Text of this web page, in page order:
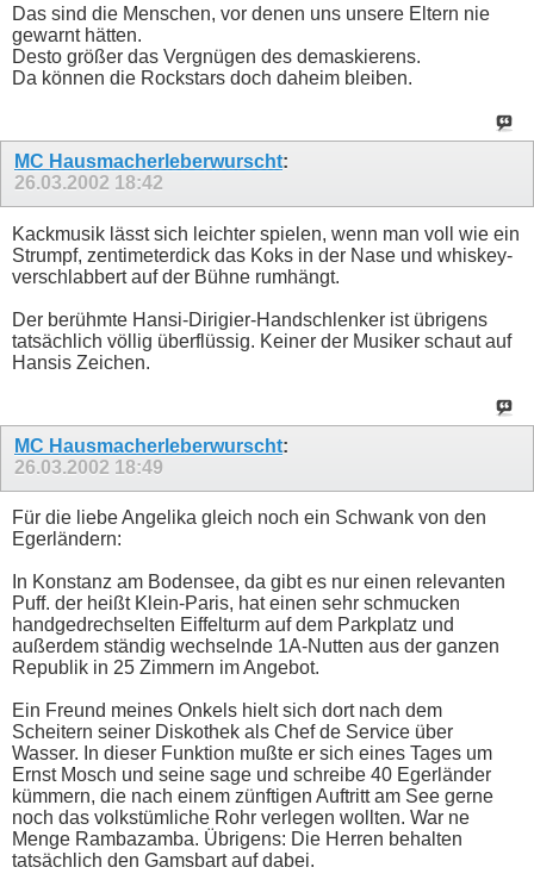
Das sind die Menschen, vor denen uns unsere Eltern nie
gewarnt hätten.
Desto größer das Vergnügen des demaskierens.
Da können die Rockstars doch daheim bleiben.
MC Hausmacherleberwurscht:
26.03.2002 18:42
Kackmusik lässt sich leichter spielen, wenn man voll wie ein
Strumpf, zentimeterdick das Koks in der Nase und whiskey-
verschlabbert auf der Bühne rumhängt.
Der berühmte Hansi-Dirigier-Handschlenker ist übrigens
tatsächlich völlig überflüssig. Keiner der Musiker schaut auf
Hansis Zeichen.
MC Hausmacherleberwurscht:
26.03.2002 18:49
Für die liebe Angelika gleich noch ein Schwank von den
Egerländern:
In Konstanz am Bodensee, da gibt es nur einen relevanten
Puff. der heißt Klein-Paris, hat einen sehr schmucken
handgedrechselten Eiffelturm auf dem Parkplatz und
außerdem ständig wechselnde 1A-Nutten aus der ganzen
Republik in 25 Zimmern im Angebot.
Ein Freund meines Onkels hielt sich dort nach dem
Scheitern seiner Diskothek als Chef de Service über
Wasser. In dieser Funktion mußte er sich eines Tages um
Ernst Mosch und seine sage und schreibe 40 Egerländer
kümmern, die nach einem zünftigen Auftritt am See gerne
noch das volkstümliche Rohr verlegen wollten. War ne
Menge Rambazamba. Übrigens: Die Herren behalten
tatsächlich den Gamsbart auf dabei.